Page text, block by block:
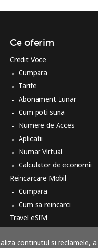
continutul si reclamele,
Ce oferim
Credit Voce
Cumpara
Tarife
Abonament Lunar
Cum poti suna
Numere de Acces
Aplicatii
Numar Virtual
Calculator de economii
Reincarcare Mobil
Cumpara
Cum sa reincarci
Travel eSIM
Cumpara
Cum functioneaza